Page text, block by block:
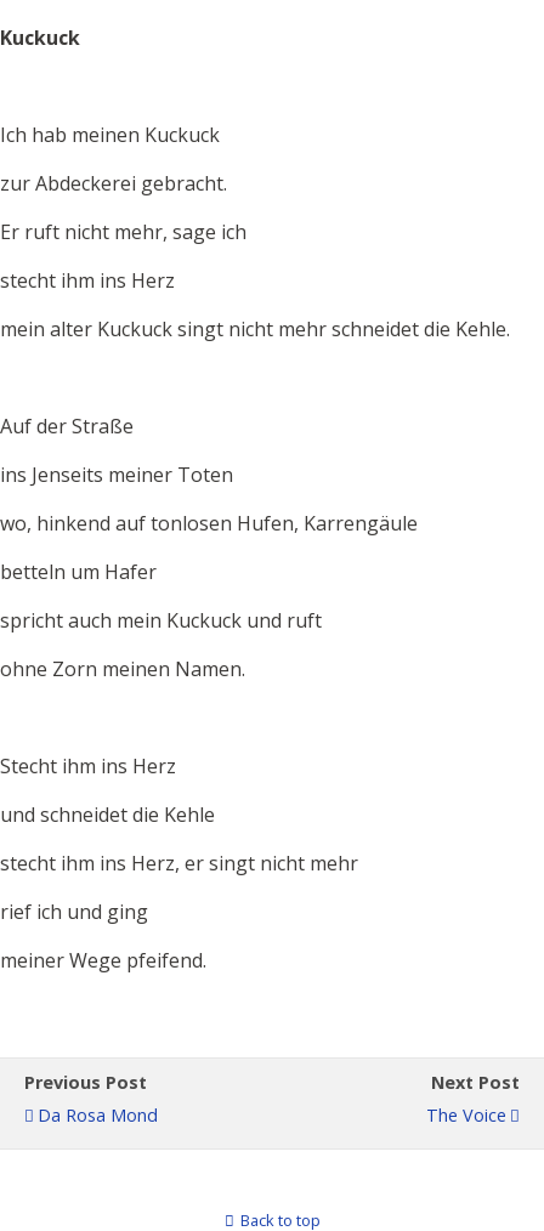
Kuckuck
Ich hab meinen Kuckuck
zur Abdeckerei gebracht.
Er ruft nicht mehr, sage ich
stecht ihm ins Herz
mein alter Kuckuck singt nicht mehr schneidet die Kehle.
Auf der Straße
ins Jenseits meiner Toten
wo, hinkend auf tonlosen Hufen, Karrengäule
betteln um Hafer
spricht auch mein Kuckuck und ruft
ohne Zorn meinen Namen.
Stecht ihm ins Herz
und schneidet die Kehle
stecht ihm ins Herz, er singt nicht mehr
rief ich und ging
meiner Wege pfeifend.
Previous Post
Da Rosa Mond
Next Post
The Voice
Back to top